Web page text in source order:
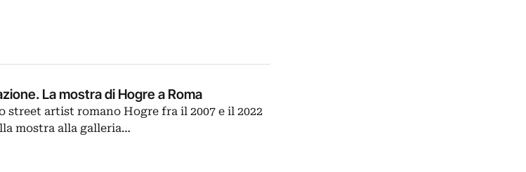
La mostra di Hogre a Roma
street artist romano Hogre fra il 2007 e il 2022
mostra alla galleria…